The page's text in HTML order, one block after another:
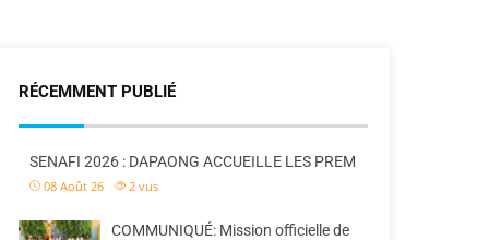
RÉCEMMENT PUBLIÉ
SENAFI 2026 : DAPAONG ACCUEILLE LES PREM
08 Août 26 2 vus
COMMUNIQUÉ: Mission officielle de